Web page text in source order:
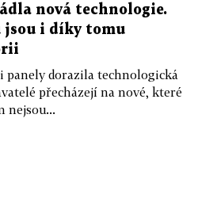
nová technologie.
jsou i díky tomu
dorazila technologická
přecházejí na nové, které
nejsou...